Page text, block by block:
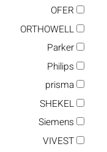
OFER
ORTHOWELL
Parker
Philips
prisma
SHEKEL
Siemens
VIVEST